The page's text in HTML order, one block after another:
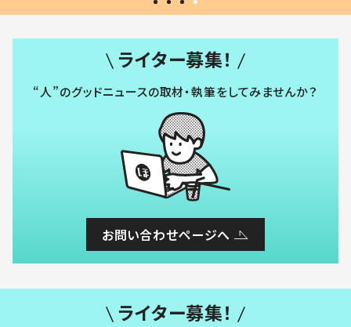
ライター募集！
“人”のグッドニュースの取材・執筆をしてみませんか？
お問い合わせページへ
ライター募集！